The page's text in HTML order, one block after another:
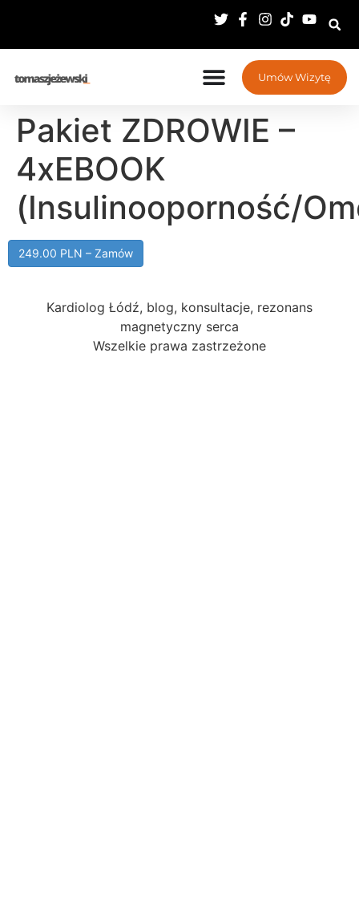
Umów Wizytę
Pakiet ZDROWIE –
4xEBOOK
(Insulinooporność/
249.00 PLN – Zamów
Kardiolog Łódź, blog, konsultacje, rezonans
magnetyczny serca
Wszelkie prawa zastrzeżone